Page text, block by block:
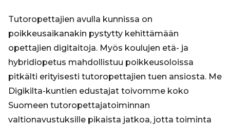
Tutoropettajien avulla kunnissa on
poikkeusaikanakin pystytty kehittämään
opettajien digitaitoja. Myös koulujen etä- ja
hybridiopetus mahdollistuu poikkeusoloissa
pitkälti erityisesti tutoropettajien tuen ansiosta. Me
Digikilta-kuntien edustajat toivomme koko
Suomeen tutoropettajatoiminnan
valtionavustuksille pikaista jatkoa, jotta toiminta